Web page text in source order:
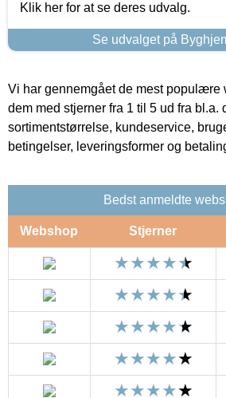
Klik her for at se deres udvalg.
Se udvalget på
Vi har gennemgået de mest populære
dem med stjerner fra 1 til 5 ud fra bl.a.
sortimentstørrelse, kundeservice,
betingelser, leveringsformer og
Bedst anmeldte
Webshop Stjerner